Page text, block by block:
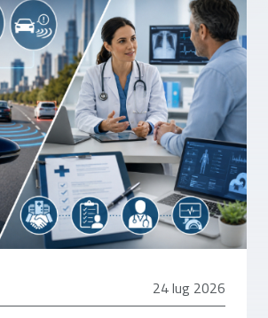
24 luglio 2026
24 lug 2026